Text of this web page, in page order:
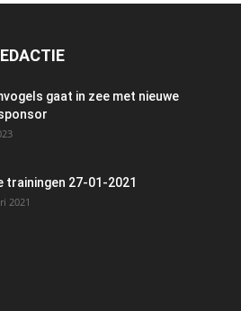
gaat in zee met nieuwe
trainingen 27-01-2021
2021